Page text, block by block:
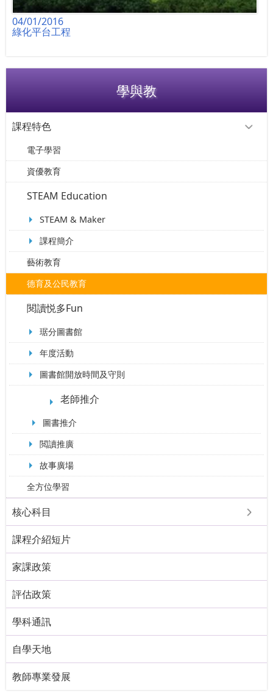
04/01/2016
綠化平台工程
學與教
課程特色
電子學習
資優教育
STEAM Education
STEAM & Maker
課程簡介
藝術教育
德育及公民教育
閱讀悦多Fun
琚分圖書館
年度活動
圖書館開放時間及守則
老師推介
圖書推介
閲讀推廣
故事廣場
全方位學習
核心科目
課程介紹短片
家課政策
評估政策
學科通訊
自學天地
教師專業發展